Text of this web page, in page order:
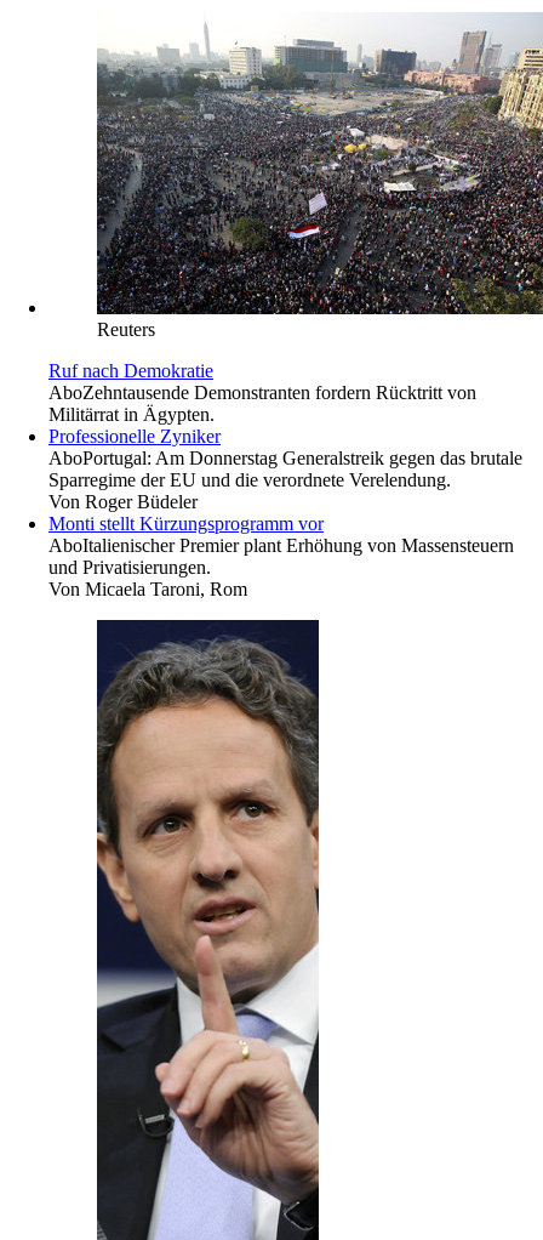
Reuters
Ruf nach Demokratie
AboZehntausende Demonstranten fordern Rücktritt von
Militärrat in Ägypten.
Professionelle Zyniker
AboPortugal: Am Donnerstag Generalstreik gegen das brutale
Sparregime der EU und die verordnete Verelendung.
Von Roger Büdeler
Monti stellt Kürzungsprogramm vor
AboItalienischer Premier plant Erhöhung von Massensteuern
und Privatisierungen.
Von Micaela Taroni, Rom